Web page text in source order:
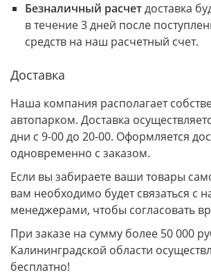
Безналичный расчетдоставка
в течение 3 дней после
средств на наш расчетный счет.
Доставка
Наша компания располагает
автопарком. Доставка
дни с 9-00 до 20-00. Оформляется
одновременно с заказом.
Если вы забираете ваши товары
вам необходимо будет связаться с
менеджерами, чтобы согласовать
При заказе на сумму более 50 000
Калининградской области
бесплатно!